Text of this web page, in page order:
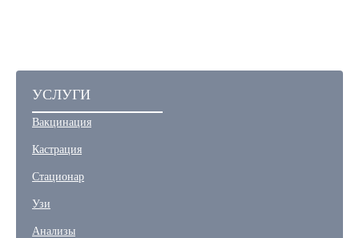
УСЛУГИ
Вакцинация
Кастрация
Стационар
Узи
Анализы